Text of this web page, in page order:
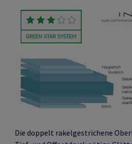
Die doppelt rakelgestrichene